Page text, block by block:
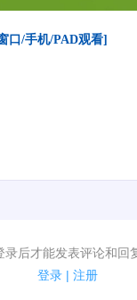
口/手机/PAD观看]
录后才能发表评论和回
登录 | 注册
了！